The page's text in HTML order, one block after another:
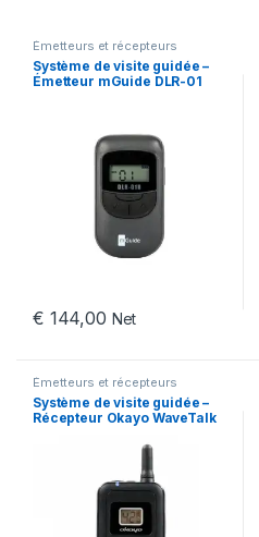
Émetteurs et récepteurs
Système de visite guidée –
Émetteur mGuide DLR-01
€ 144,00 Net
Émetteurs et récepteurs
Système de visite guidée –
Récepteur Okayo WaveTalk